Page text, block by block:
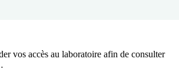
vos accès au laboratoire afin de consulter